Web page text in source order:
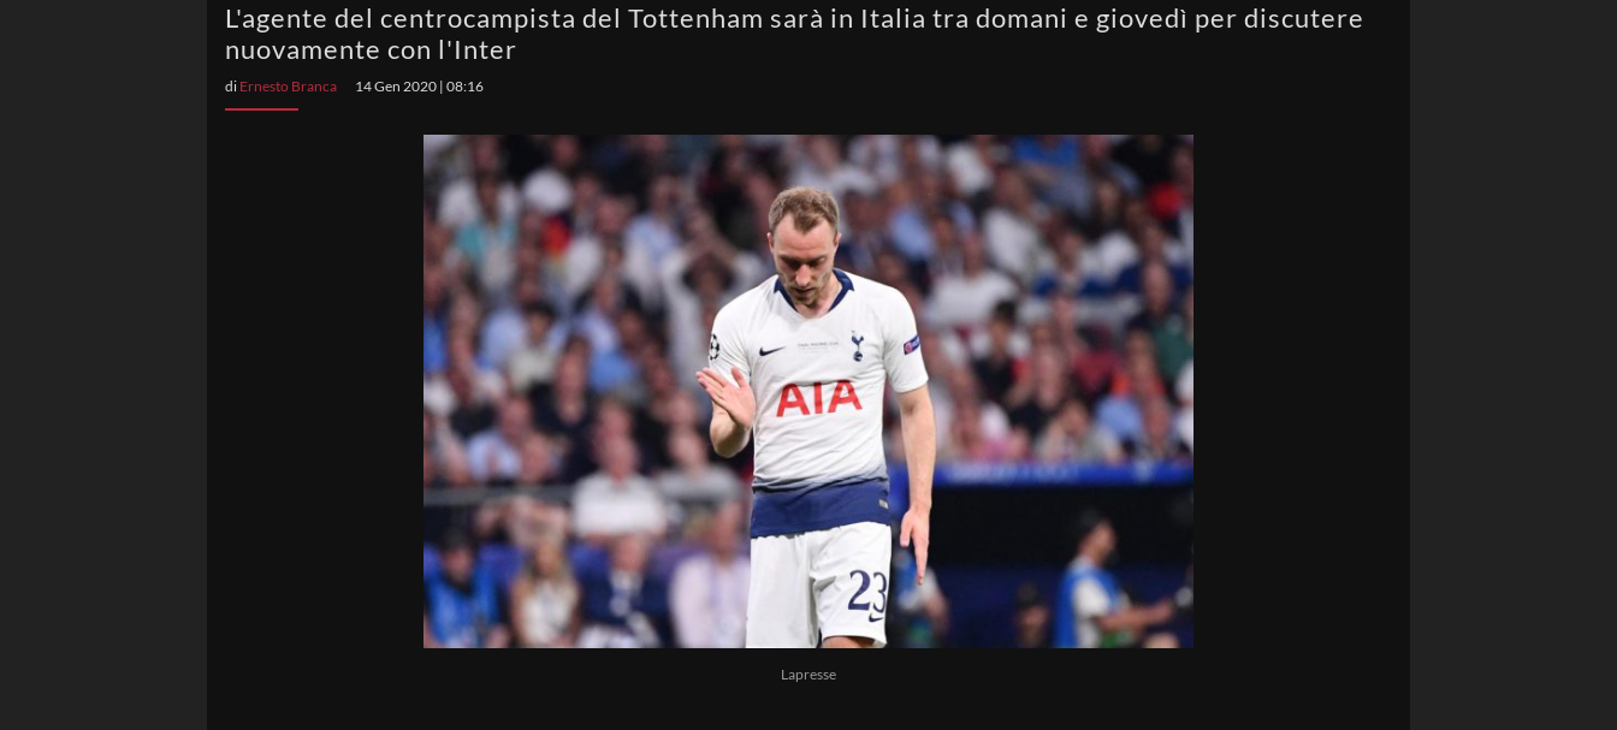
L'agente del centrocampista del Tottenham sarà in Italia tra domani e giovedì per discutere
nuovamente con l'Inter
di Ernesto Branca 14 Gen 2020 | 08:16
Lapresse